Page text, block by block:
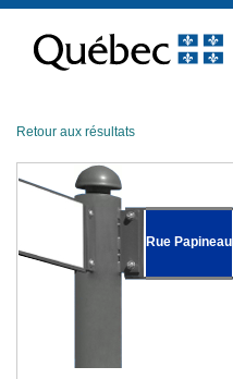
contenu
Retour aux résultats
Rue Papineau